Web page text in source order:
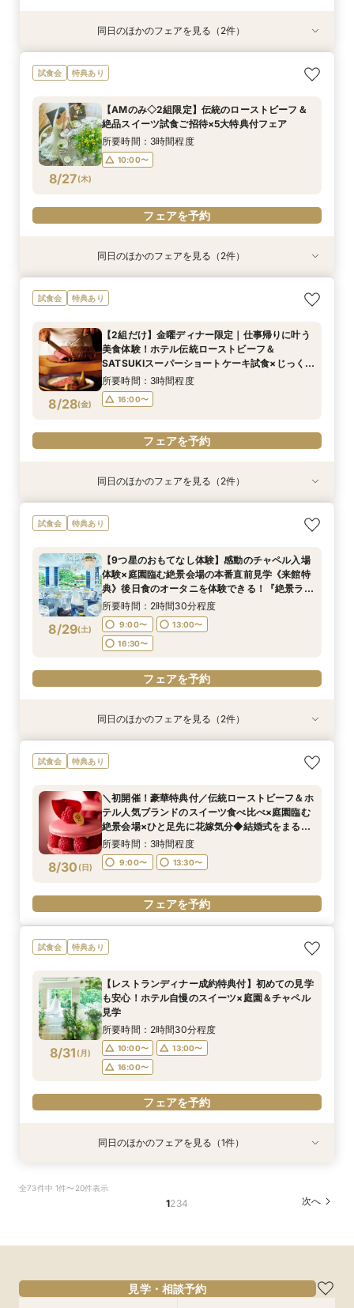
特典あり
8/26(水)
【平日だからゆっくり相談】初めての見学も安
心！ホテル自慢のスイーツ×庭園×チャペル見学
10:00〜
13:00〜
16:00〜
特典あり
8/26(水)
【美しき日本の結婚式】本格神殿＆1万坪の庭園
臨む絶景会場×パティスリーSATSUKIスイーツ体
所要時間：2時間程度
16:00〜
同日のほかのフェアを見る（2件）
試食会 特典あり
8/27(木)
【AMのみ◇2組限定】伝統のローストビーフ＆
絶品スイーツ試食ご招待×5大特典付フェア
所要時間：3時間程度
10:00〜
フェアを予約
特典あり
8/27(木)
【平日限定特典！SATSUKIスイーツ付】初見学
におすすめ！感動のセレモニー叶うチャペル見学
所要時間：2時間30分程度
10:00〜
13:00〜
16:00〜
特典あり
8/27(木)
【1万坪の日本庭園】本格神殿＆庭園臨む絶景会
場×パティスリーSATSUKIスイーツが愉しめる
所要時間：2時間程度
10:00〜
13:00〜
16:00〜
同日のほかのフェアを見る（2件）
試食会 特典あり
8/28(金)
【2組だけ】金曜ディナー限定｜仕事帰りに叶う
美食体験！ホテル伝統ローストビーフ＆
SATSUKIスーパーショートケーキ試食×じっくり
個別相談
所要時間：3時間程度
16:00〜
フェアを予約
特典あり
8/28(金)
【初めての見学におすすめ！SATSUKIスイーツ
付】感動のセレモニー叶うチャペル見学×結婚準
所要時間：2時間30分程度
10:00〜
13:00〜
16:00〜
フェアを予約
特典あり
8/28(金)
【美しき日本の結婚式】本格神殿＆1万坪の庭園
臨む絶景会場×パティスリーSATSUKIスイーツ体
所要時間：2時間程度
10:00〜
13:00〜
16:00〜
フェアを予約
同日のほかのフェアを見る（2件）
試食会 特典あり
8/29(土)
【9つ星のおもてなし体験】感動のチャペル入場
体験×庭園臨む絶景会場の本番直前見学《来館特
典》後日食のオータニを体験できる！『絶景ラン
チビュッフェ』ご招待
所要時間：2時間30分程度
9:00〜
13:00〜
16:30〜
フェアを予約
特典あり
8/29(土)
【1万坪の日本庭園】本格神殿・庭見え会場見学
×『絶景ビュッフェ』ご招待＆フェア成約特典付
9:00〜
13:00〜
16:30〜
フェアを予約
特典あり
8/29(土)
【2〜3件目見学におすすめ】見積り×おもてなし
徹底比較×絶景ランチビュッフェ券付！ホテル婚
本命会場を見極めたい方におすすめ
所要時間：2時間30分程度
9:00〜
13:00〜
16:30〜
同日のほかのフェアを見る（2件）
試食会 特典あり
8/30 (日)
＼初開催！豪華特典付／伝統ローストビーフ＆ホ
テル人気ブランドのスイーツ食べ比べ×庭園臨む
絶景会場×ひと足先に花嫁気分◆結婚式をまるご
と体験できる特別フェア
所要時間：3時間程度
9:00〜 13:30〜
フェアを予約
試食会 特典あり
8/31 (月)
【レストランディナー成約特典付】初めての見学
も安心！ホテル自慢のスイーツ×庭園＆チャペル
見学
所要時間：2時間30分程度
10:00〜
13:00〜
16:00〜
フェアを予約
特典あり
8/31
日本庭園×話題のSATSUKIスイーツが愉しめる
ティーチケットプレゼント
10:00〜
13:00〜
フェアを予約
同日のほかのフェアを見る（1件）
全73件中 1件〜20件表示
1234 次へ
見学・相談予約